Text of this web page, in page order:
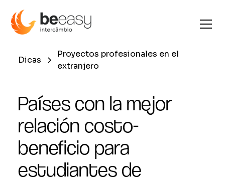
Dicas
Proyectos profesionales en el
extranjero
Países con la mejor
relación costo-
beneficio para
estudiantes de